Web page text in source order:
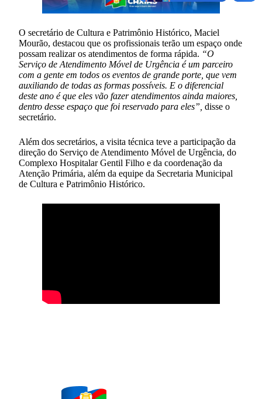
O secretário de Cultura e Patrimônio Histórico, Maciel
Mourão, destacou que os profissionais terão um espaço onde
possam realizar os atendimentos de forma rápida. “O
Serviço de Atendimento Móvel de Urgência é um parceiro
com a gente em todos os eventos de grande porte, que vem
auxiliando de todas as formas possíveis. E o diferencial
deste ano é que eles vão fazer atendimentos ainda maiores,
dentro desse espaço que foi reservado para eles”, disse o
secretário.
Além dos secretários, a visita técnica teve a participação da
direção do Serviço de Atendimento Móvel de Urgência, do
Complexo Hospitalar Gentil Filho e da coordenação da
Atenção Primária, além da equipe da Secretaria Municipal
de Cultura e Patrimônio Histórico.